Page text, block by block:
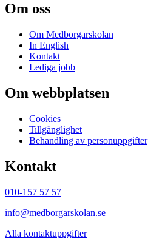
Om oss
Om Medborgarskolan
In English
Kontakt
Lediga jobb
Om webbplatsen
Cookies
Tillgänglighet
Behandling av personuppgifter
Kontakt
010-157 57 57
info@medborgarskolan.se
Alla kontaktuppgifter